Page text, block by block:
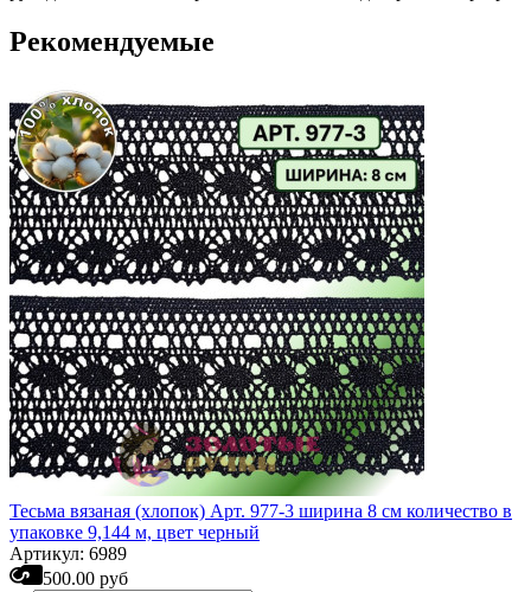
Рекомендуемые
Тесьма вязаная (хлопок) Арт. 977-3 ширина 8 см количество в
упаковке 9,144 м, цвет черный
Артикул: 6989
500.00 руб